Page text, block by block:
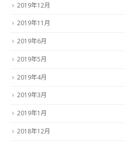
2019年12月
2019年11月
2019年6月
2019年5月
2019年4月
2019年3月
2019年1月
2018年12月